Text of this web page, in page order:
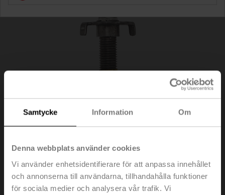
Samtycke Information Om
Denna webbplats använder cookies
Vi använder enhetsidentifierare för att anpassa innehållet
och annonserna till användarna, tillhandahålla funktioner
för sociala medier och analysera vår trafik. Vi